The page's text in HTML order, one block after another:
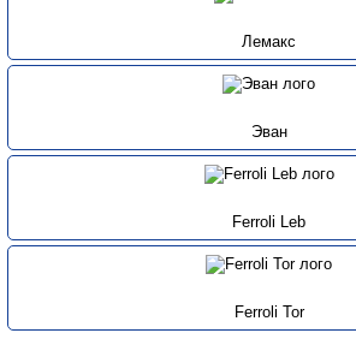
Лемакс
Эван
Ferroli Leb
Ferroli Tor